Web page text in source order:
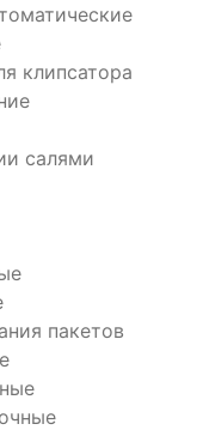
клипсатора
салями
пакетов